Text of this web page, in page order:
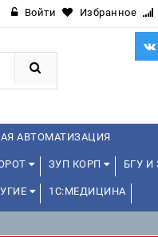
Войти Избранное
АВТОМАТИЗАЦИЯ
ЗУП КОРП БГУ И
1С:МЕДИЦИНА